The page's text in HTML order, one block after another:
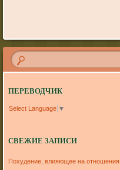
ПЕРЕВОДЧИК
Select Language ▼
СВЕЖИЕ ЗАПИСИ
Похудение, влияющее на отношения